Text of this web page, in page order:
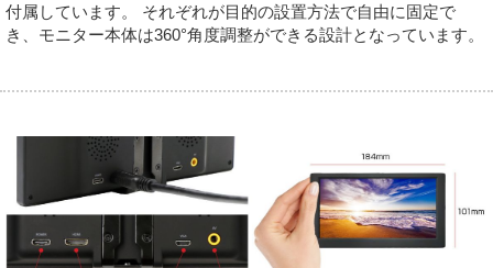
付属しています。 それぞれが目的の設置方法で自由に固定で
き、モニター本体は360°角度調整ができる設計となっています。